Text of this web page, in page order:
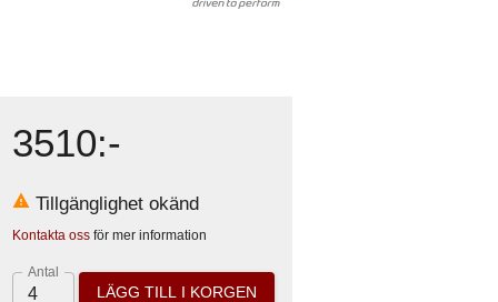
3510:-
Tillgänglighet okänd
Kontakta ossför mer information
Antal
LÄGG TILL I KORGEN